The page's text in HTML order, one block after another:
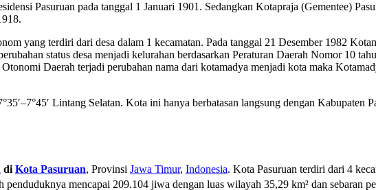
Pasuruan pada tanggal 1 Januari 1901. Sedangkan Kotapraja (Gementee)
yang terdiri dari desa dalam 1 kecamatan. Pada tanggal 21 Desember 1982
status desa menjadi kelurahan berdasarkan Peraturan Daerah Nomor 10
Daerah terjadi perubahan nama dari kotamadya menjadi kota maka
Lintang Selatan. Kota ini hanya berbatasan langsung dengan Kabupaten
di Kota Pasuruan, Provinsi Jawa Timur, Indonesia. Kota Pasuruan terdiri dari 4
mencapai 209.104 jiwa dengan luas wilayah 35,29 km² dan sebaran